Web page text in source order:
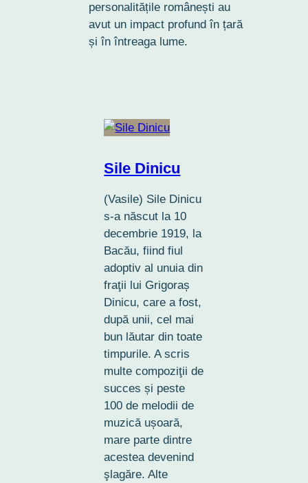
personalitățile românești au
avut un impact profund în țară
și în întreaga lume.
Sile Dinicu
(Vasile) Sile Dinicu
s-a născut la 10
decembrie 1919, la
Bacău, fiind fiul
adoptiv al unuia din
fraţii lui Grigoraș
Dinicu, care a fost,
după unii, cel mai
bun lăutar din toate
timpurile. A scris
multe compoziţii de
succes și peste
100 de melodii de
muzică ușoară,
mare parte dintre
acestea devenind
şlagăre. Alte